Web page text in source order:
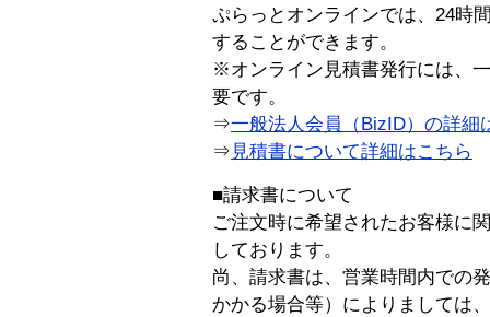
ぷらっとオンラインでは、24時
することができます。
※オンライン見積書発行には、
要です。
⇒一般法人会員（BizID）の詳細
⇒ 見積書について詳細はこちら
■請求書について
ご注文時に希望されたお客様に
しております。
尚、請求書は、営業時間内での
かかる場合等）によりましては